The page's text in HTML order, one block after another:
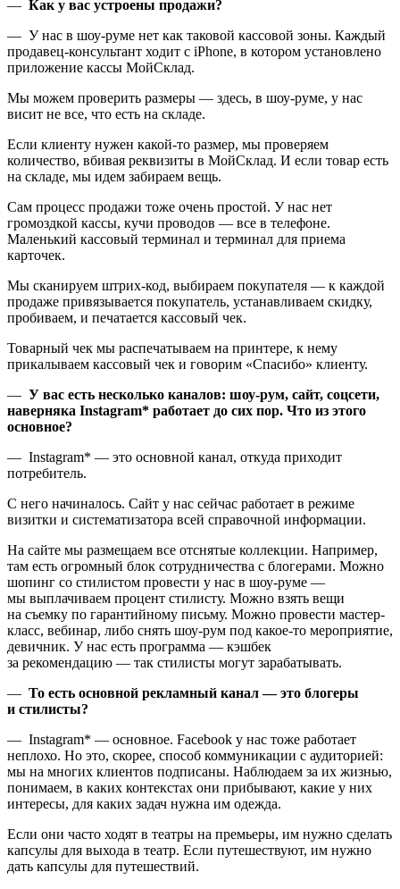
— Как у вас устроены продажи?
— У нас в шоу-руме нет как таковой кассовой зоны. Каждый
продавец-консультант ходит с iPhone, в котором установлено
приложение кассы МойСклад.
Мы можем проверить размеры — здесь, в шоу-руме, у нас
висит не все, что есть на складе.
Если клиенту нужен какой-то размер, мы проверяем
количество, вбивая реквизиты в МойСклад. И если товар есть
на складе, мы идем забираем вещь.
Сам процесс продажи тоже очень простой. У нас нет
громоздкой кассы, кучи проводов — все в телефоне.
Маленький кассовый терминал и терминал для приема
карточек.
Мы сканируем штрих-код, выбираем покупателя — к каждой
продаже привязывается покупатель, устанавливаем скидку,
пробиваем, и печатается кассовый чек.
Товарный чек мы распечатываем на принтере, к нему
прикалываем кассовый чек и говорим «Спасибо» клиенту.
— У вас есть несколько каналов: шоу-рум, сайт, соцсети,
наверняка Instagram* работает до сих пор. Что из этого
основное?
— Instagram* — это основной канал, откуда приходит
потребитель.
С него начиналось. Сайт у нас сейчас работает в режиме
визитки и систематизатора всей справочной информации.
На сайте мы размещаем все отснятые коллекции. Например,
там есть огромный блок сотрудничества с блогерами. Можно
шопинг со стилистом провести у нас в шоу-руме —
мы выплачиваем процент стилисту. Можно взять вещи
на съемку по гарантийному письму. Можно провести мастер-
класс, вебинар, либо снять шоу-рум под какое-то мероприятие,
девичник. У нас есть программа — кэшбек
за рекомендацию — так стилисты могут зарабатывать.
— То есть основной рекламный канал — это блогеры
и стилисты?
— Instagram* — основное. Facebook у нас тоже работает
неплохо. Но это, скорее, способ коммуникации с аудиторией:
мы на многих клиентов подписаны. Наблюдаем за их жизнью,
понимаем, в каких контекстах они прибывают, какие у них
интересы, для каких задач нужна им одежда.
Если они часто ходят в театры на премьеры, им нужно сделать
капсулы для выхода в театр. Если путешествуют, им нужно
дать капсулы для путешествий.